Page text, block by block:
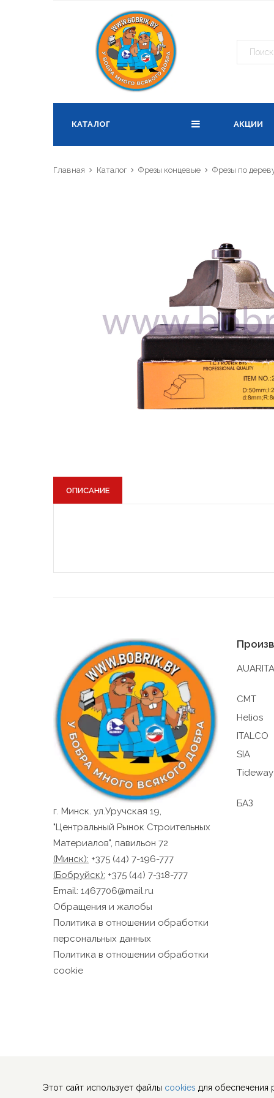
КАТАЛОГ АКЦИИ
Главная Каталог Фрезы концевые Фрезы по
ОПИСАНИЕ
г. Минск. ул.Уручская 19,
"Центральный Рынок Строительных
Материалов", павильон 72
(Минск): +375 (44) 7-196-777
(Бобруйск): +375 (44) 7-318-777
Email: 1467706@mail.ru
Обращения и жалобы
Политика в отношении обработки
персональных данных
Политика в отношении обработки
cookie
AUARITA
CMT
Helios
ITALCO
SIA
Tideway
БАЗ
Этот сайт использует файлы cookies для обеспечения
О
2.
каким
4.
5.
это
9. На
с